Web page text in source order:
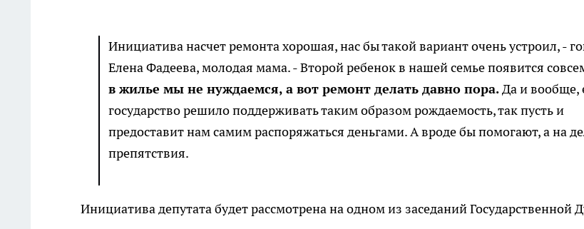
Инициатива насчет ремонта хорошая, нас бы такой вариант очень устроил, -
Елена Фадеева, молодая мама. - Второй ребенок в нашей семье появится
в жилье мы не нуждаемся, а вот ремонт делать давно пора.Да и вообще,
государство решило поддерживать таким образом рождаемость, так пусть и
предоставит нам самим распоряжаться деньгами. А вроде бы помогают, а на
препятствия.
Инициатива депутата будет рассмотрена на одном из заседаний Государственной